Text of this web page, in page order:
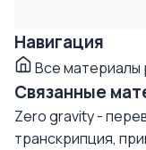
Навигация
Все материалы
Связанные
Zero gravity -
транскрипция,